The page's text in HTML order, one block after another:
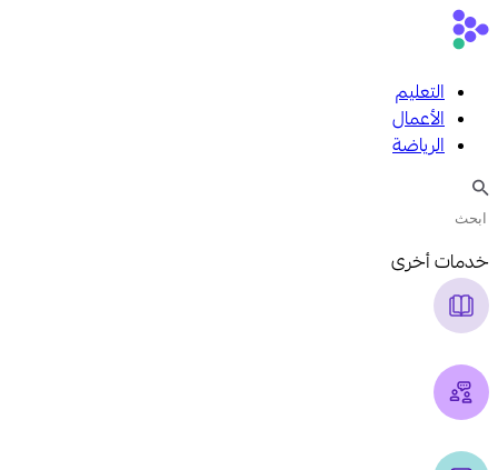
التعليم
الأعمال
الرياضة
خدمات أخرى